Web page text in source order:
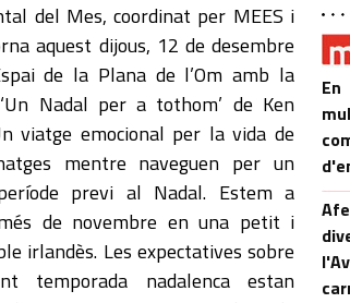
del Mes, coordinat per MEES i
aquest dijous, 12 de desembre
de la Plana de l’Om amb la
Nadal per a tothom’ de Ken
viatge emocional per la vida de
mentre naveguen per un
previ al Nadal. Estem a
de novembre en una petit i
irlandès. Les expectatives sobre
temporada nadalenca estan